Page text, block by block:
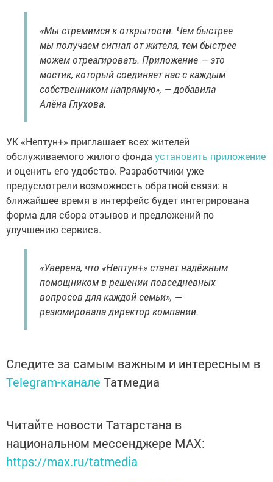
«Мы стремимся к открытости. Чем быстрее
мы получаем сигнал от жителя, тем быстрее
можем отреагировать. Приложение — это
мостик, который соединяет нас с каждым
собственником напрямую», — добавила
Алёна Глухова.
УК «Нептун+» приглашает всех жителей
обслуживаемого жилого фонда установить приложение
и оценить его удобство. Разработчики уже
предусмотрели возможность обратной связи: в
ближайшее время в интерфейс будет интегрирована
форма для сбора отзывов и предложений по
улучшению сервиса.
«Уверена, что «Нептун+» станет надёжным
помощником в решении повседневных
вопросов для каждой семьи», —
резюмировала директор компании.
Следите за самым важным и интересным в
Telegram-канале Татмедиа
Читайте новости Татарстана в
национальном мессенджере MАХ:
https://max.ru/tatmedia